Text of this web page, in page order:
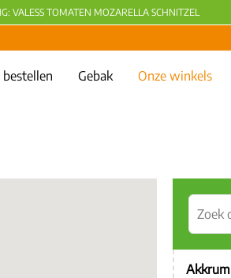
VALESS TOMATEN MOZARELLA SCHNITZEL
bestellen Gebak Onze winkels
Akkrum